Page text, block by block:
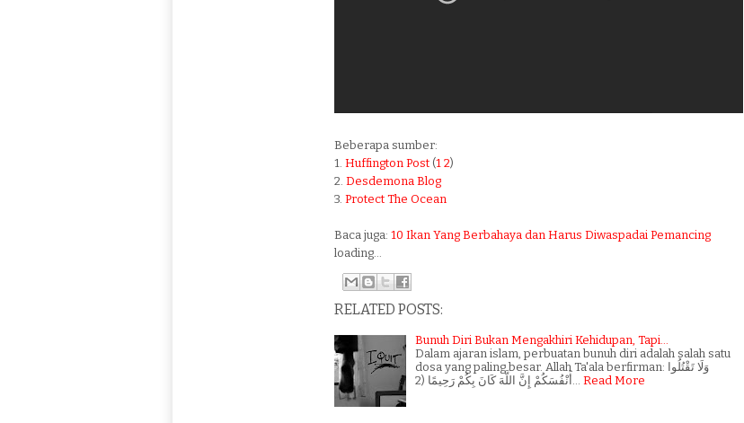
Beberapa sumber:
1. Huffington Post (1 2)
2. Desdemona Blog
3. Protect The Ocean
Baca juga: 10 Ikan Yang Berbahaya dan Harus Diwaspadai Pemancing
loading...
RELATED POSTS:
Bunuh Diri Bukan Mengakhiri Kehidupan, Tapi...
Dalam ajaran islam, perbuatan bunuh diri adalah salah satu
dosa yang paling besar. Allah Ta'ala berfirman: وَلَا تَقْتُلُوا
Read More